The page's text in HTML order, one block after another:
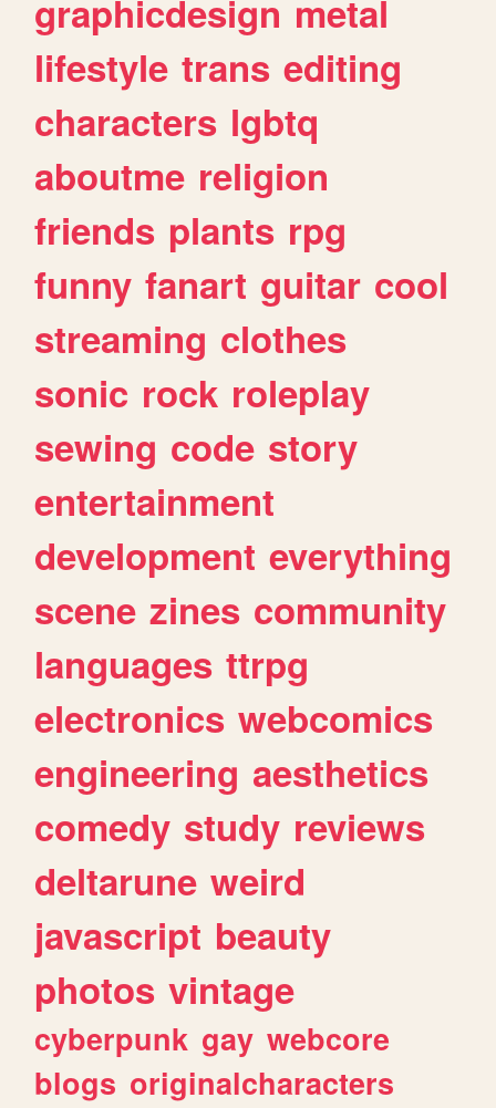
graphicdesign metal
lifestyle trans editing
characters lgbtq
aboutme religion
friends plants rpg
funny fanart guitar cool
streaming clothes
sonic rock roleplay
sewing code story
entertainment
development everything
scene zines community
languages ttrpg
electronics webcomics
engineering aesthetics
comedy study reviews
deltarune weird
javascript beauty
photos vintage
cyberpunk gay webcore
blogs originalcharacters